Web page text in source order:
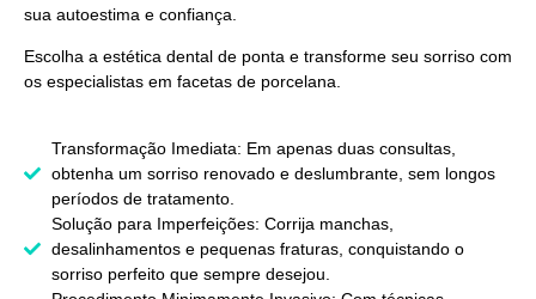
sua autoestima e confiança.
Escolha a estética dental de ponta e transforme seu sorriso com
os especialistas em facetas de porcelana.
Transformação Imediata: Em apenas duas consultas,
obtenha um sorriso renovado e deslumbrante, sem longos
períodos de tratamento.
Solução para Imperfeições: Corrija manchas,
desalinhamentos e pequenas fraturas, conquistando o
sorriso perfeito que sempre desejou.